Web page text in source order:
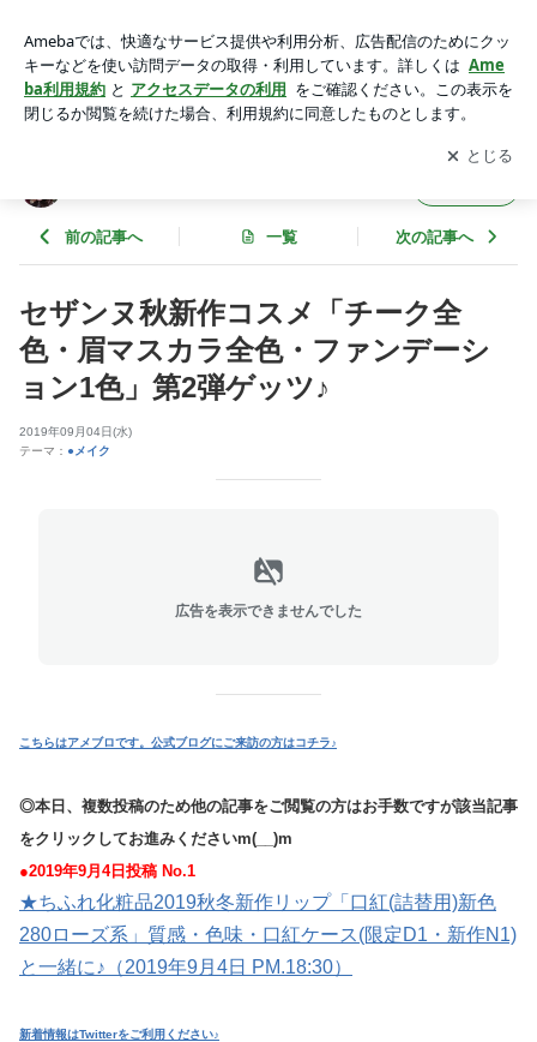
デーション1色」第2弾ゲッツ♪ | eikeroroのコスメ日記（仮）
アプリをダウンロードして ブログの更新通知
を受け取りまし
ょう。
開く
前の記事へ 一覧 次の記事へ
セザンヌ秋新作コスメ「チーク全
色・眉マスカラ全色・ファンデーシ
ョン1色」第2弾ゲッツ♪
2019年09月04日(水)
テーマ： ●メイク
広告を表示できませんでした
こちらはアメブロです。公式ブログにご来訪の方はコチラ♪
◎本日、複数投稿のため他の記事をご閲覧の方はお手数ですが該当記事
をクリックしてお進みくださいm(__)m
●2019年9月4日投稿 No.1
★ちふれ化粧品2019秋冬新作リップ「口紅(詰替用)新色
280ローズ系」質感・色味・口紅ケース(限定D1・新作N1)
と一緒に♪（2019年9月4日 PM.18:30）
新着情報はTwitterをご利用ください♪